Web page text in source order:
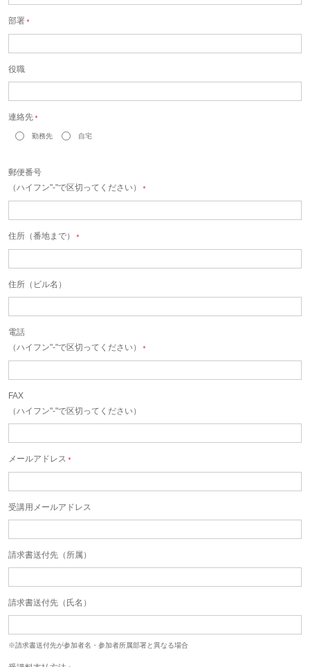
部署 ＊
役職
連絡先 ＊
勤務先 自宅
郵便番号
（ハイフン"-"で区切ってください）
＊
住所（番地まで） ＊
住所（ビル名）
電話
（ハイフン"-"で区切ってください）
＊
FAX
（ハイフン"-"で区切ってください）
メールアドレス ＊
受講用メールアドレス
請求書送付先（所属）
請求書送付先（氏名）
※請求書送付先が参加者名・参加者所属部署と異なる場合